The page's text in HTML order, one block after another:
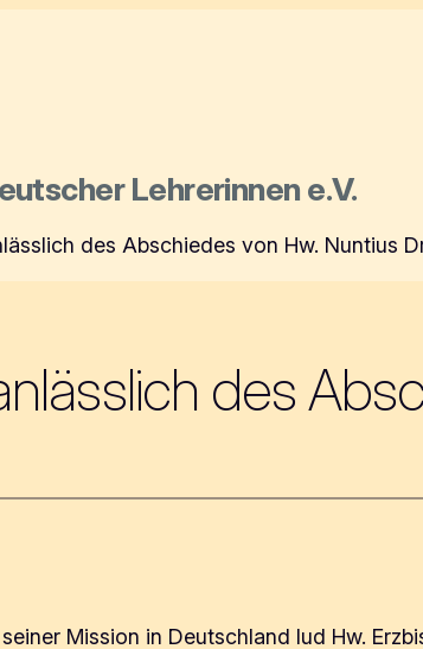
Lehrerinnen e.V.
des Abschiedes von Hw. Nuntius
des
Mission in Deutschland lud Hw.